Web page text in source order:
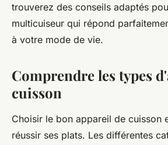
trouverez des conseils adaptés
multicuiseur qui répond
à votre mode de vie.
Comprendre les types
cuisson
Choisir le bon appareil de cuisson
réussir ses plats. Les différentes